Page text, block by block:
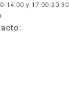
14:00 y 17:00-20:30